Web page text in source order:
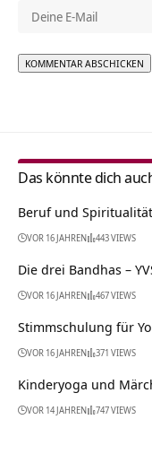
Das könnte dich
Beruf und Spiritualität
VOR 16 JAHREN 443 VIEWS
Die drei Bandhas –
VOR 16 JAHREN 467 VIEWS
Stimmschulung für
VOR 16 JAHREN 371 VIEWS
Kinderyoga und
VOR 14 JAHREN 747 VIEWS